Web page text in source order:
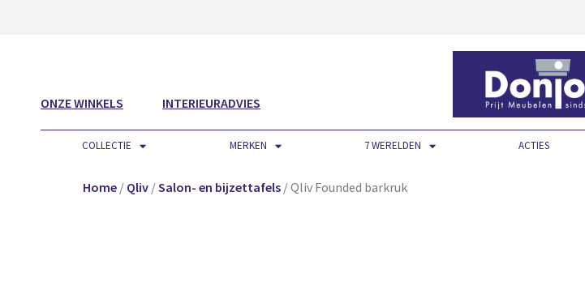
ONZE WINKELS INTERIEURADVIES
COLLECTIE MERKEN 7 WERELDEN ACTIES
Home / Qliv /Salon- en bijzettafels / Qliv Founded barkruk